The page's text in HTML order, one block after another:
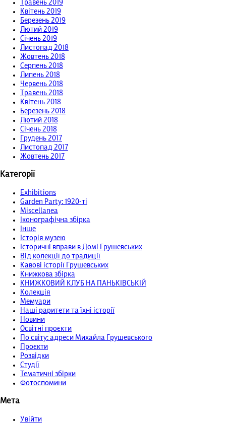
Травень 2019
Квітень 2019
Березень 2019
Лютий 2019
Січень 2019
Листопад 2018
Жовтень 2018
Серпень 2018
Липень 2018
Червень 2018
Травень 2018
Квітень 2018
Березень 2018
Лютий 2018
Січень 2018
Грудень 2017
Листопад 2017
Жовтень 2017
Категорії
Exhibitions
Garden Party: 1920-ті
Miscellanea
Іконографічна збірка
Інше
Історія музею
Історичні вправи в Домі Грушевських
Від колекції до традиції
Кавові історії Грушевських
Книжкова збірка
КНИЖКОВИЙ КЛУБ НА ПАНЬКІВСЬКІЙ
Колекція
Мемуари
Наші раритети та їхні історії
Новини
Освітні проєкти
По світу: адреси Михайла Грушевського
Проєкти
Розвідки
Студії
Тематичні збірки
Фотоспомини
Мета
Увійти